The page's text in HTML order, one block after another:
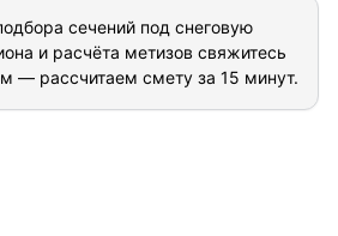
сечений под снеговую
и расчёта метизов свяжитесь
— рассчитаем смету за 15 минут.